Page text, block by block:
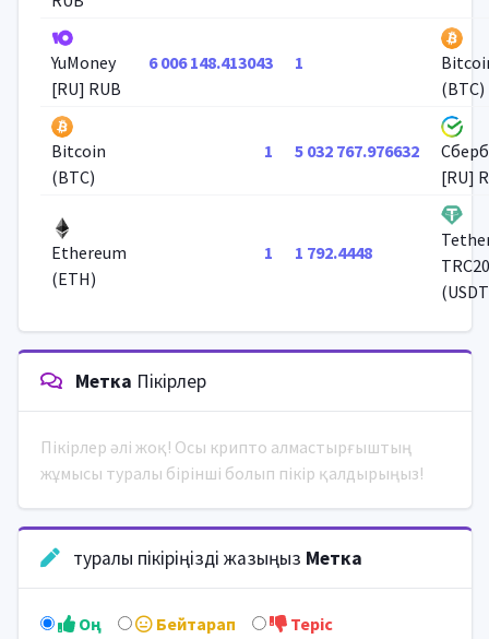
YuMoney
[RU] RUB
6 006 148.413043 1
(BTC)
Bitcoin
(BTC)
1 5 032 767.976632
[RU]
Ethereum
(ETH)
1 1 792.4448
TRC20
Метка Пікірлер
Пікірлер әлі жоқ! Осы крипто алмастырғыштың
жұмысы туралы бірінші болып пікір қалдырыңыз!
туралы пікіріңізді жазыңыз Метка
Оң Бейтарап Теріс